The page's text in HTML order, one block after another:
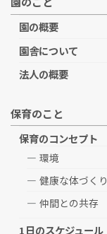
園の概要
園舎について
法人の概要
保育のこと
保育のコンセプト
環境
健康な体づくり
仲間との共存
1日のスケジュール